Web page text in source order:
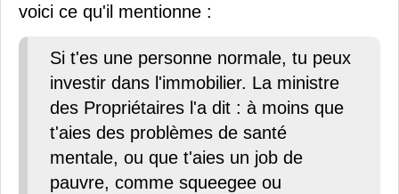
voici ce qu'il mentionne :
Si t'es une personne normale, tu peux
investir dans l'immobilier. La ministre
des Propriétaires l'a dit : à moins que
t'aies des problèmes de santé
mentale, ou que t'aies un job de
pauvre, comme squeegee ou